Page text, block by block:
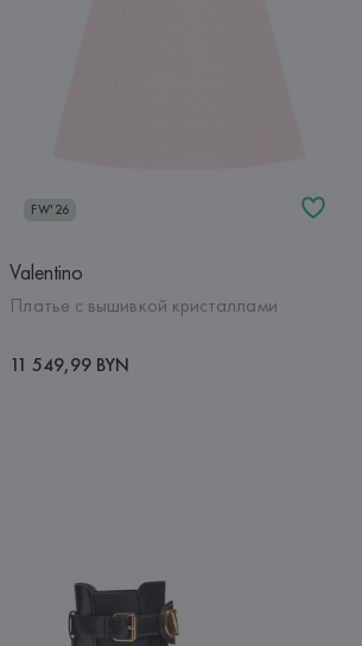
FW'26
Valentino
Платье с вышивкой кристаллами
11 549,99 BYN